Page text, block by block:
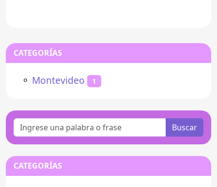
CATEGORÍAS
⚬ Montevideo 1
Buscar
CATEGORÍAS